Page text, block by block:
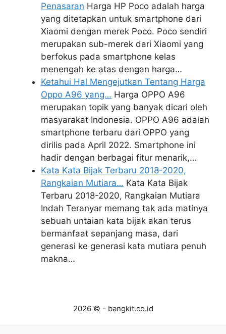
Penasaran Harga HP Poco adalah harga
yang ditetapkan untuk smartphone dari
Xiaomi dengan merek Poco. Poco sendiri
merupakan sub-merek dari Xiaomi yang
berfokus pada smartphone kelas
menengah ke atas dengan harga…
Ketahui Hal Mengejutkan Tentang Harga
Oppo A96 yang… Harga OPPO A96
merupakan topik yang banyak dicari oleh
masyarakat Indonesia. OPPO A96 adalah
smartphone terbaru dari OPPO yang
dirilis pada April 2022. Smartphone ini
hadir dengan berbagai fitur menarik,…
Kata Kata Bijak Terbaru 2018-2020,
Rangkaian Mutiara… Kata Kata Bijak
Terbaru 2018-2020, Rangkaian Mutiara
Indah Teranyar memang tak ada matinya
sebuah untaian kata bijak akan terus
bermanfaat sepanjang masa, dari
generasi ke generasi kata mutiara penuh
makna…
2026 © - bangkit.co.id